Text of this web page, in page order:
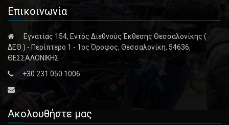
him to st [...]
February 18, 2025
Hochul Meeting on Eric Adams’s Future ...
Judge in Eric Adams Case to Consider B ...
Επικοινωνία
Εγνατίας 154, Εντός Διεθνούς Έκθεσης Θεσσαλονίκης (
ΔΕΘ ) - Περίπτερο 1 - 1ος Όροφος, Θεσσαλονίκη, 54636,
ΘΕΣΣΑΛΟΝΙΚΗΣ
+30 231 050 1006
Ακολουθήστε μας